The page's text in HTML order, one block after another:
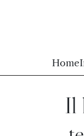
Home
Il